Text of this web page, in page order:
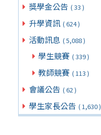
獎學金公告 ( 33 )
升學資訊 ( 624 )
活動訊息 ( 5,088 )
學生競賽 ( 339 )
教師競賽 ( 113 )
會議公告 ( 62 )
學生家長公告 ( 1,630 )